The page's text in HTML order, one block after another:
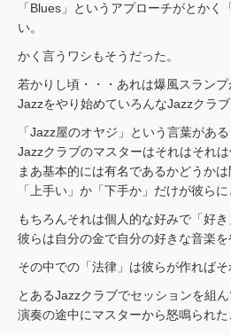
「Blues」というアプローチがとかく
い。
かく言うワシもそうだった。
若かりし頃・・・あれは爆風スランプ
Jazzをやり始めていろんなJazzクラブ
「Jazz屋のオヤジ」という言葉がある
Jazzクラブのマスターはそれはそれは
まあ基本的には有名であるかどうかは
「上手い」か「下手か」だけが彼らに
もちろんそれは個人的な好みで「好き
彼らは自分の金で自分の好きな音楽を
その中での「法律」は彼らが作ればそ
とあるJazzクラブでセッションを組ん
演奏の途中にマスターから怒鳴られた